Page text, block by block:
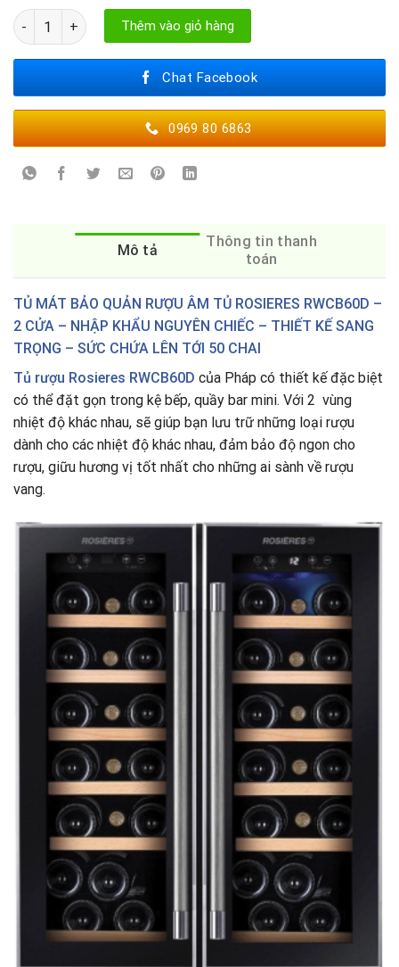
TỦ RƯỢU ROSIERES RWCB60D số lượng
Thêm vào giỏ hàng
Chat Facebook
0969 80 6863
Mô tả
Thông tin thanh
toán
TỦ MÁT BẢO QUẢN RƯỢU ÂM TỦ ROSIERES RWCB60D –
2 CỬA – NHẬP KHẨU NGUYÊN CHIẾC – THIẾT KẾ SANG
TRỌNG – SỨC CHỨA LÊN TỚI 50 CHAI
Tủ rượu Rosieres RWCB60D của Pháp có thiết kế đặc biệt
có thể đặt gọn trong kệ bếp, quầy bar mini. Với 2 vùng
nhiệt độ khác nhau, sẽ giúp bạn lưu trữ những loại rượu
dành cho các nhiệt độ khác nhau, đảm bảo độ ngon cho
rượu, giữu hương vị tốt nhất cho những ai sành về rượu
vang.